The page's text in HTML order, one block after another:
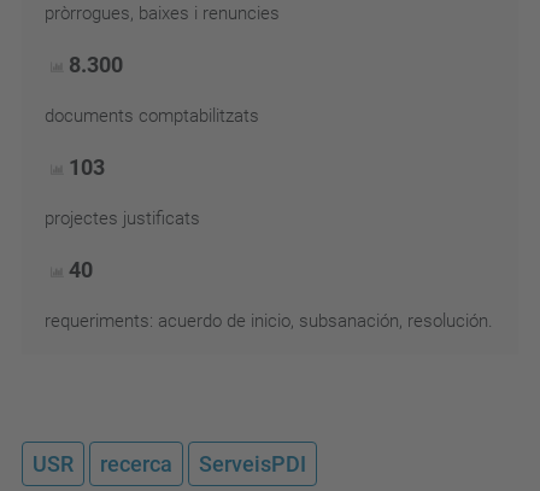
pròrrogues, baixes i renuncies
8.300
documents comptabilitzats
103
projectes justificats
40
requeriments: acuerdo de inicio, subsanación, resolución.
USR recerca ServeisPDI